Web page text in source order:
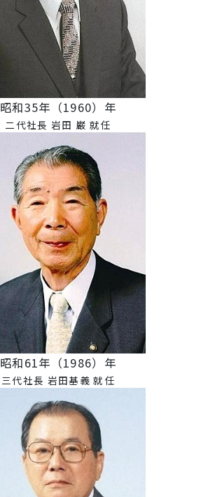
昭和35年（1960）年
二代社長 岩田 巌 就任
昭和61年（1986）年
三代社長 岩田基義 就任